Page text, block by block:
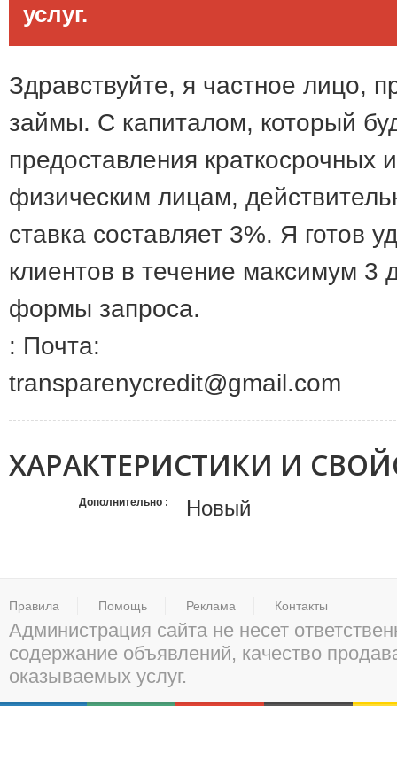
услуг.
Здравствуйте, я частное лицо,
займы. С капиталом, который
предоставления краткосрочных
физическим лицам,
ставка составляет 3%. Я готов
клиентов в течение максимум 3
формы запроса.
: Почта:
transparenycredit@gmail.com
ХАРАКТЕРИСТИКИ И
Дополнительно Новый
Правила Помощь Реклама Контакты
Администрация сайта не несет
содержание объявлений, качество
оказываемых услуг.